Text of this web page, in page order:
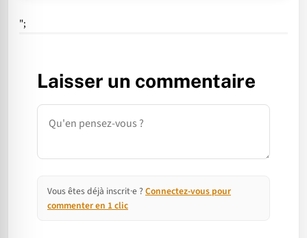
";
Laisser un commentaire
Commentaire
Vous êtes déjà inscrit·e ? Connectez-vous pour
commenter en 1 clic